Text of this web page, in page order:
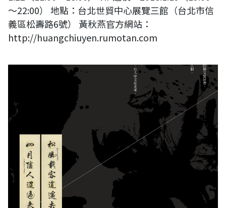
～22:00） 地點：台北世貿中心展覽三館（台北市信
義區松壽路6號） 黃秋燕官方網站：
http://huangchiuyen.rumotan.com
https://www.yumi.rumotan.com